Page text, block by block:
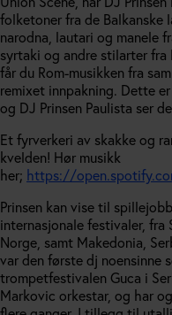
folketoner fra de Balkanske
narodna, lautari og manele
syrtaki og andre stilarter
får du Rom-musikken fra
remixet innpakning. Dette
og DJ Prinsen Paulista ser
Et fyrverkeri av skakke og
kvelden! Hør musikk
her; https://
Prinsen kan vise til
internasjonale festivaler,
Norge, samt Makedonia,
var den første dj noensinne
trompetfestivalen Guca i
Markovic orkestar, og har